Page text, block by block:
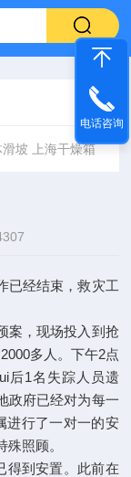
坡 上海干燥箱
已经结束，救灾工
，现场投入到抢
多人。下午2点
后1名失踪人员遗
政府已经对为每一
进行了一对一的安
照顾。
到安置。此前在
电话咨询